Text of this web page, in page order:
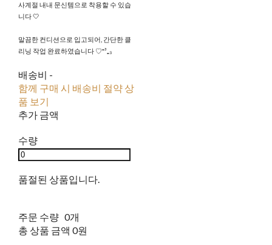
사계절 내내 문신템으로 착용할 수 있습
니다 🤍
말끔한 컨디션으로 입고되어, 간단한 클
리닝 작업 완료하였습니다 ♡⁼³₌₃
배송비 -
함께 구매 시 배송비 절약 상
품 보기
추가 금액
수량
품절된 상품입니다.
주문 수량 0개
총 상품 금액 0원